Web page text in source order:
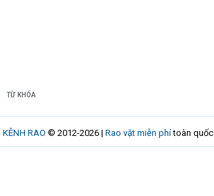
TỪ KHÓA
KÊNH RAO © 2012-2026 | Rao vặt miễn phítoàn quốc